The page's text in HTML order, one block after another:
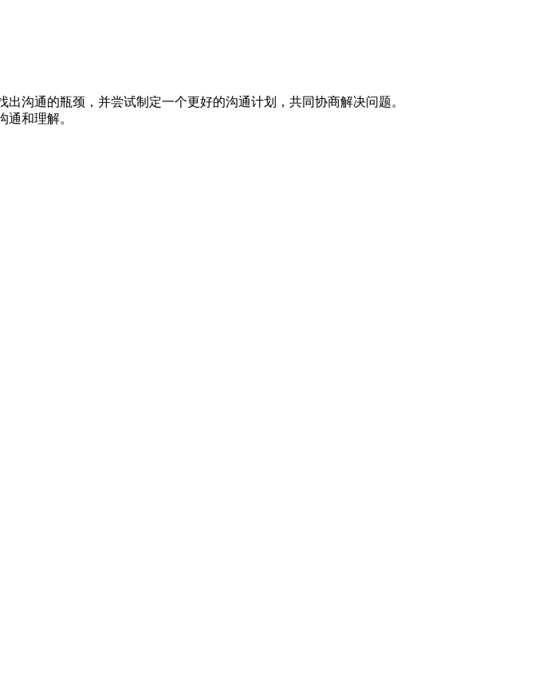
沟通的瓶颈，并尝试制定一个更好的沟通计划，共同协商解决问题。
和理解。